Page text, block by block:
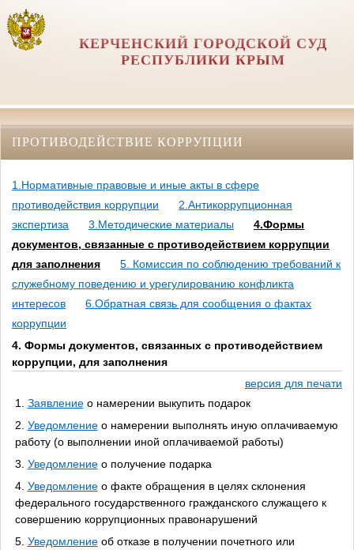
КЕРЧЕНСКИЙ ГОРОДСКОЙ СУД
РЕСПУБЛИКИ КРЫМ
ПРОТИВОДЕЙСТВИЕ КОРРУПЦИИ
1.Нормативные правовые и иные акты в сфере
противодействия коррупции
2.Антикоррупционная
экспертиза
3.Методические материалы
4.Формы
документов, связанные с противодействием коррупции
для заполнения
5. Комиссия по соблюдению требований к
служебному поведению и урегулированию конфликта
интересов
6.Обратная связь для сообщения о фактах
коррупции
4. Формы документов, связанных с противодействием
коррупции, для заполнения
версия для печати
1. Заявлениео намерении выкупить подарок
2. Уведомлениео намерении выполнять иную оплачиваемую
работу (о выполнении иной оплачиваемой работы)
3. Уведомлениео получение подарка
4. Уведомлениео факте обращения в целях склонения
федерального государственного гражданского служащего к
совершению коррупционных правонарушений
5. Уведомлениеоб отказе в получении почетного или